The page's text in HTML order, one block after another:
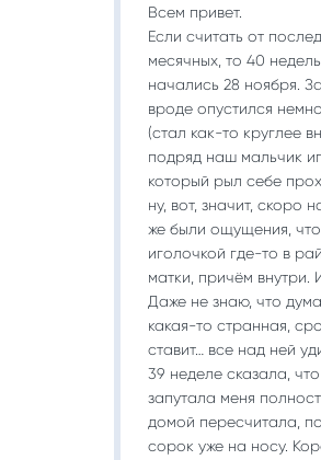
Всем привет.
Если считать от
месячных, то 40
начались 28 ноября.
вроде опустился
(стал как-то круглее
подряд наш мальчик
который рыл себе
ну, вот, значит, скоро
же были ощущения, что
иголочкой где-то в
матки, причём внутри.
Даже не знаю, что
какая-то странная,
ставит… все над ней
39 неделе сказала,
запутала меня
домой пересчитала,
сорок уже на носу.